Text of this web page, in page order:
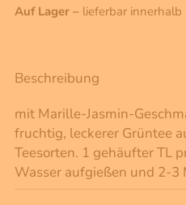
Auf Lager – lieferbar innerhalb
Beschreibung
mit Marille-Jasmin-
fruchtig, leckerer Grüntee
Teesorten. 1 gehäufter TL
Wasser aufgießen und 2-3